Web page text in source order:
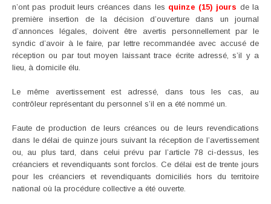
n’ont pas produit leurs créances dans les quinze (15) jours de la
première insertion de la décision d’ouverture dans un journal
d’annonces légales, doivent être avertis personnellement par le
syndic d’avoir à le faire, par lettre recommandée avec accusé de
réception ou par tout moyen laissant trace écrite adressé, s’il y a
lieu, à domicile élu.
Le même avertissement est adressé, dans tous les cas, au
contrôleur représentant du personnel s’il en a été nommé un.
Faute de production de leurs créances ou de leurs revendications
dans le délai de quinze jours suivant la réception de l’avertissement
ou, au plus tard, dans celui prévu par l’article 78 ci-dessus, les
créanciers et revendiquants sont forclos. Ce délai est de trente jours
pour les créanciers et revendiquants domiciliés hors du territoire
national où la procédure collective a été ouverte.